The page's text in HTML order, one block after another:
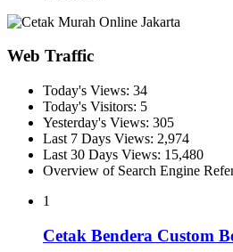
Web Traffic
Today's Views: 34
Today's Visitors: 5
Yesterday's Views: 305
Last 7 Days Views: 2,974
Last 30 Days Views: 15,480
Overview of Search Engine
1
Cetak Bendera Custom